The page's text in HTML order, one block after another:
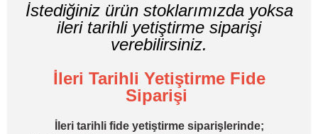
İstediğiniz ürün stoklarımızda yoksa
ileri tarihli yetiştirme siparişi
verebilirsiniz.
İleri Tarihli Yetiştirme Fide
Siparişi
İleri tarihli fide yetiştirme siparişlerinde;